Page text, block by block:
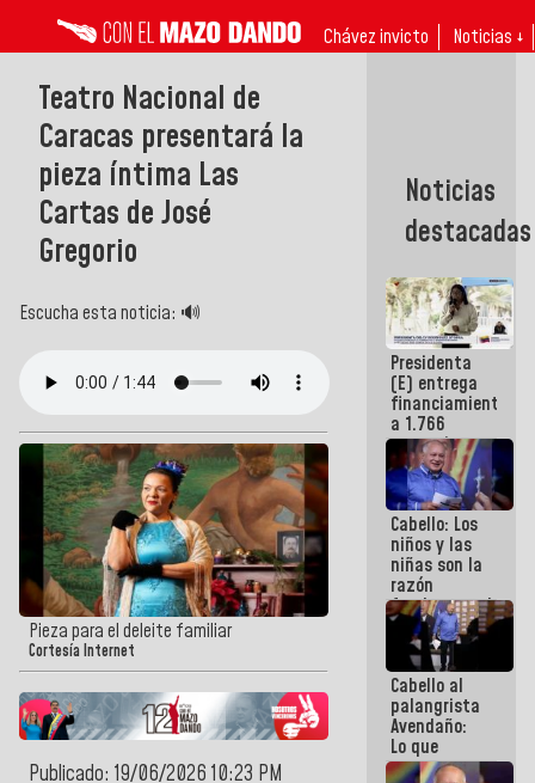
Chávez invicto Noticias ↓
Teatro Nacional de
Caracas presentará la
pieza íntima Las
Cartas de José
Gregorio
Escucha esta noticia: 🔊
Pieza para el deleite familiar
Cortesía Internet
Publicado: 19/06/2026 10:23 PM
Noticias
destacadas
Presidenta
(E) entrega
financiamientos
a 1.766
comerciantes
y
emprendedores
afectados
por
terremotos
Cabello: Los
niños y las
niñas son la
razón
fundamental
de todo lo
que
estamos
haciendo
Cabello al
palangrista
Avendaño:
Lo que
vayas a